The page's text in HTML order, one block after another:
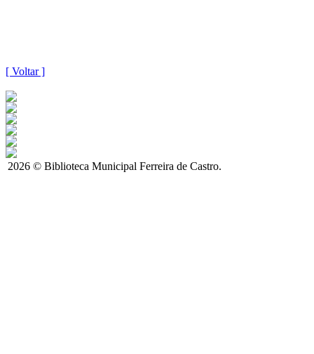
[ Voltar ]
2026 © Biblioteca Municipal Ferreira de Castro.